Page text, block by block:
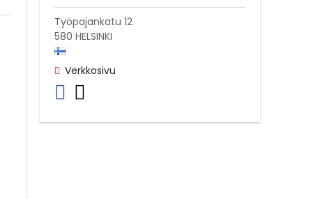
Työpajankatu 12
580 HELSINKI
Verkkosivu